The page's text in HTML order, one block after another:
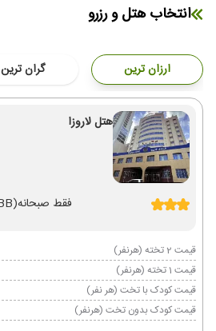
انتخاب هتل و رزرو
ارزان ترین گران ترین
هتل لاروزا
فقط صبحانه(BB)
قیمت 2 تخته (هرنفر)
قیمت 1 تخته (هرنفر)
قیمت کودک با تخت (هر نفر)
قیمت کودک بدون تخت (هرنفر)